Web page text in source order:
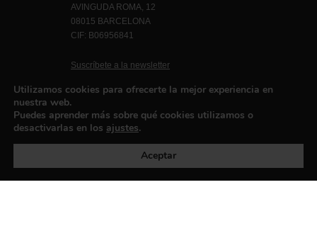
AVINGUDA ROMA, 12
08015 BARCELONA
CIF: B06956841
Suscríbete a la newsletter
Política de privacidad
Utilizamos cookies para ofrecerte la mejor experiencia en
nuestra web.
Puedes aprender más sobre qué cookies utilizamos o
desactivarlas en los ajustes.
Aceptar